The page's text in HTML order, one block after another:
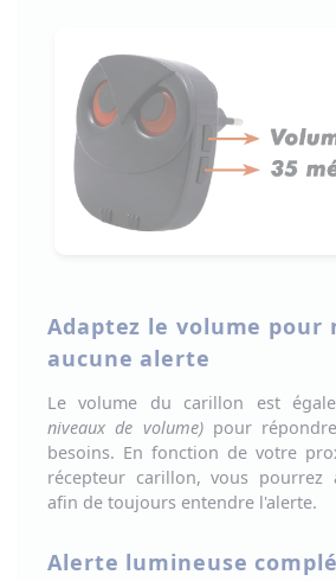
Adaptez le volume pour
aucune alerte
Levolume du carillon est
niveaux de volume)pour
besoins. En fonction de votre
récepteur carillon, vous pourrez
afin de toujours entendre l'alerte.
Alerte lumineuse